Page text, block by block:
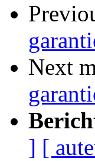
Next
] [